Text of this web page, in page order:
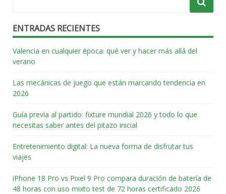
ENTRADAS RECIENTES
Valencia en cualquier época: qué ver y hacer más allá del
verano
Las mecánicas de juego que están marcando tendencia en
2026
Guía previa al partido: fixture mundial 2026 y todo lo que
necesitas saber antes del pitazo inicial
Entretenimiento digital: La nueva forma de disfrutar tus
viajes
iPhone 18 Pro vs Pixel 9 Pro compara duración de batería de
48 horas con uso mixto test de 72 horas certificado 2026